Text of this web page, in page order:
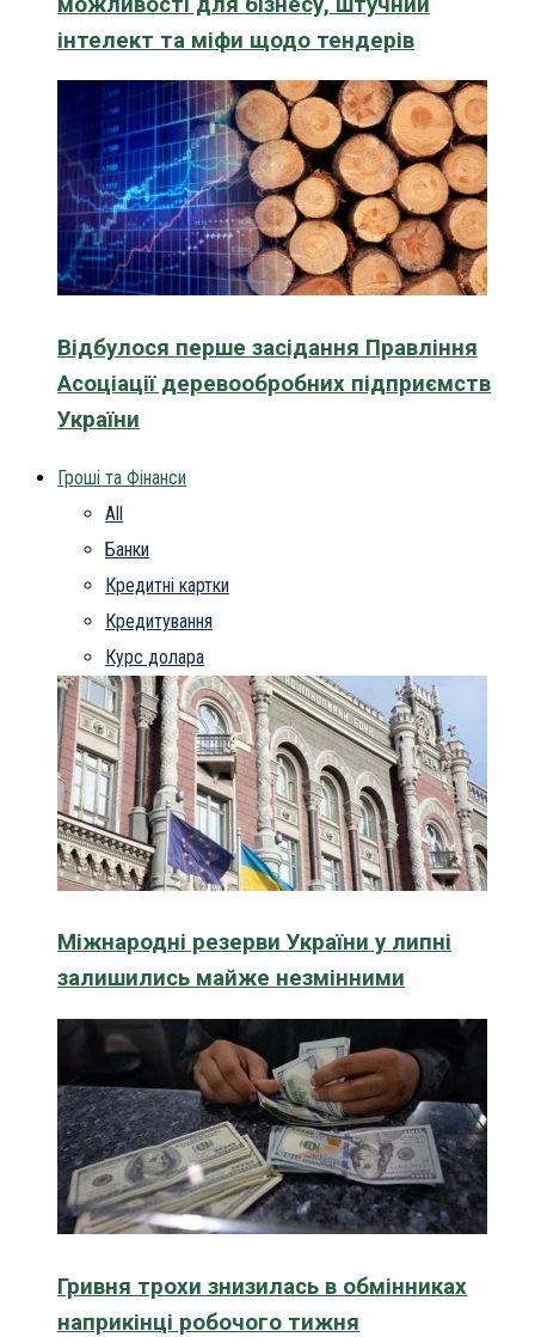
інтелект та міфи щодо тендерів
Відбулося перше засідання Правління
Асоціації деревообробних підприємств
України
Гроші та Фінанси
All
Банки
Кредитні картки
Кредитування
Курс долара
Міжнародні резерви України у липні
залишились майже незмінними
Гривня трохи знизилась в обмінниках
наприкінці робочого тижня